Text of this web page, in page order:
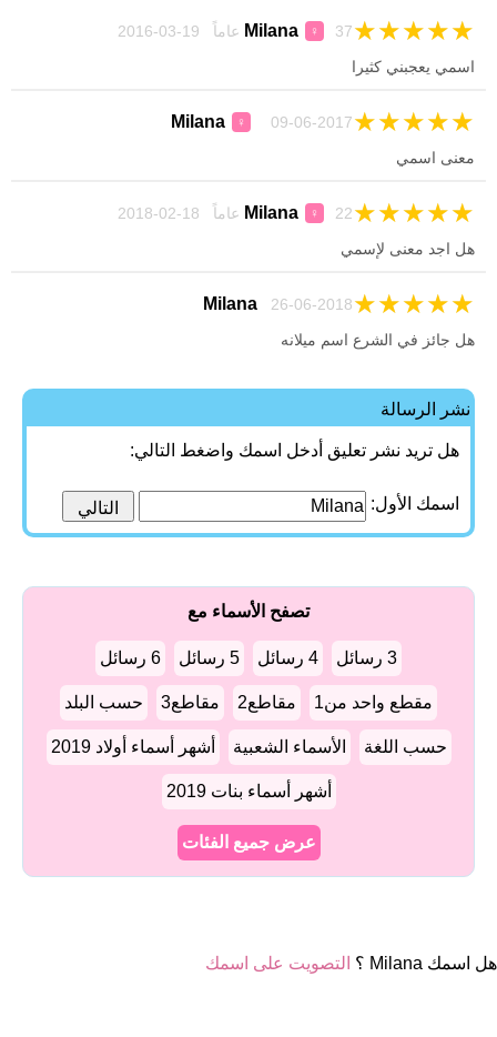
Milana ♀ 37 عاماً 19-03-2016 ★
★
★
★
★
اسمي يعجبني كثيرا
Milana ♀ 09-06-2017 ★
★
★
★
★
معنى اسمي
Milana ♀ 22 عاماً 18-02-2018 ★
★
★
★
★
هل اجد معنى لإسمي
Milana 26-06-2018 ★
★
★
★
★
هل جائز في الشرع اسم ميلانه
نشر الرسالة
هل تريد نشر تعليق أدخل اسمك واضغط التالي:
اسمك الأول:
تصفح الأسماء مع
3 رسائل 4 رسائل 5 رسائل 6 رسائل
مقطع واحد من1 مقاطع2 مقاطع3 حسب البلد
حسب اللغة الأسماء الشعبية أشهر أسماء أولاد 2019
أشهر أسماء بنات 2019
عرض جميع الفئات
هل اسمك Milana ؟ التصويت على اسمك